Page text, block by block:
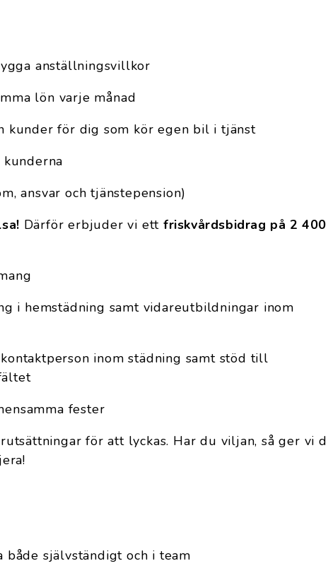
anställningsvillkor
lön varje månad
kunder för dig som kör egen bil i tjänst
ansvar och tjänstepension)
Därför erbjuder vi ettfriskvårdsbidrag på 2 400
i hemstädning samt vidareutbildningar inom
inom städning samt stöd till
fester
för att lyckas. Har du viljan, så ger vi
både självständigt och i team